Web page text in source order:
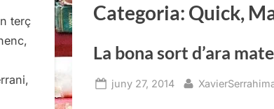
Categoria: Quick,
La bona sort d’ara
Posted
juny 27, 2014 By
terç